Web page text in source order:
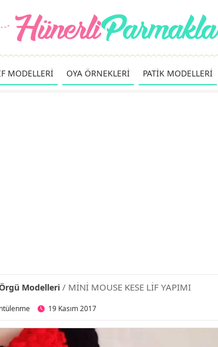
MODELLERİ OYA ÖRNEKLERİ PATİK MODELLERİ
Modelleri/ MİNİ MOUSE KESE LİF YAPIMI
19 Kasım 2017